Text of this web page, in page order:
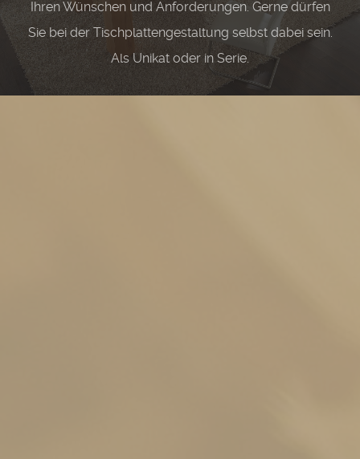
Ihren Wünschen und Anforderungen. Gerne dürfen
Sie bei der Tischplattengestaltung selbst dabei sein.
Als Unikat oder in Serie.